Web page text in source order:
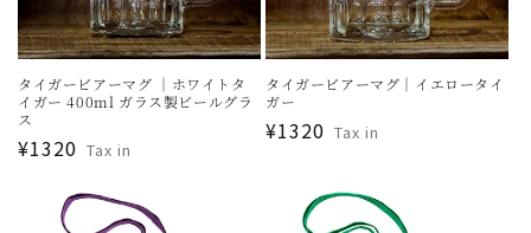
タイガービアーマグ ｜ホワイトタ
イガー 400ml ガラス製ビールグラ
ス
通
¥1320 Tax in
タイガービアーマグ｜イエロータイ
ガー
通
¥1320 Tax in